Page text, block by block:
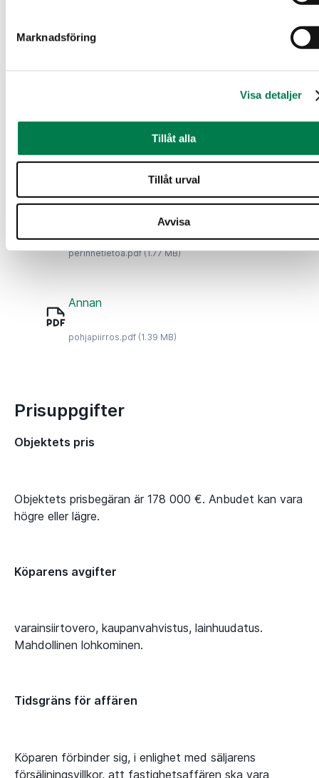
Marknadsföring
Visa detaljer
Tillåt alla
Tillåt urval
Avvisa
Uppgifter om figuren
perinnetietoa.pdf (1.77 MB)
Annan
pohjapiirros.pdf (1.39 MB)
Prisuppgifter
Objektets pris
Objektets prisbegäran är 178 000 €. Anbudet kan vara
högre eller lägre.
Köparens avgifter
varainsiirtovero, kaupanvahvistus, lainhuudatus.
Mahdollinen lohkominen.
Tidsgräns för affären
Köparen förbinder sig, i enlighet med säljarens
försäljningsvillkor, att fastighetsaffären ska vara